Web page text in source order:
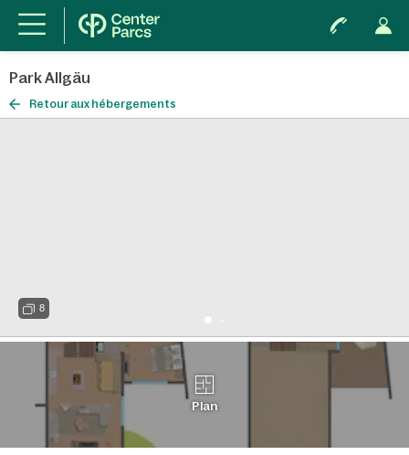
Park Allgäu
Retour aux hébergements
8
Plan